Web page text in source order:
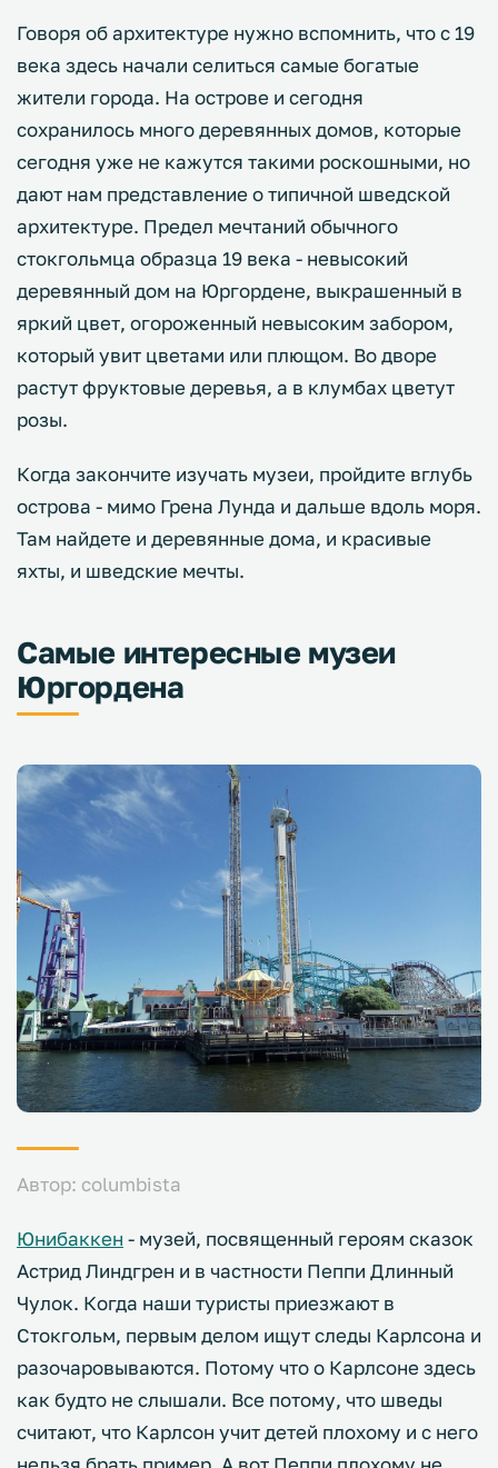
Говоря об архитектуре нужно вспомнить, что с 19
века здесь начали селиться самые богатые
жители города. На острове и сегодня
сохранилось много деревянных домов, которые
сегодня уже не кажутся такими роскошными, но
дают нам представление о типичной шведской
архитектуре. Предел мечтаний обычного
стокгольмца образца 19 века - невысокий
деревянный дом на Юргордене, выкрашенный в
яркий цвет, огороженный невысоким забором,
который увит цветами или плющом. Во дворе
растут фруктовые деревья, а в клумбах цветут
розы.
Когда закончите изучать музеи, пройдите вглубь
острова - мимо Грена Лунда и дальше вдоль моря.
Там найдете и деревянные дома, и красивые
яхты, и шведские мечты.
Самые интересные музеи
Юргордена
Автор: columbista
Юнибаккен - музей, посвященный героям сказок
Астрид Линдгрен и в частности Пеппи Длинный
Чулок. Когда наши туристы приезжают в
Стокгольм, первым делом ищут следы Карлсона и
разочаровываются. Потому что о Карлсоне здесь
как будто не слышали. Все потому, что шведы
считают, что Карлсон учит детей плохому и с него